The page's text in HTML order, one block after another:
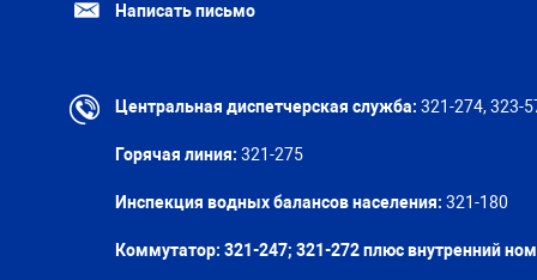
Написать письмо
Центральная диспетчерская служба: 321-274, 323-
Горячая линия: 321-275
Инспекция водных балансов населения: 321-180
Коммутатор: 321-247; 321-272 плюс внутренний